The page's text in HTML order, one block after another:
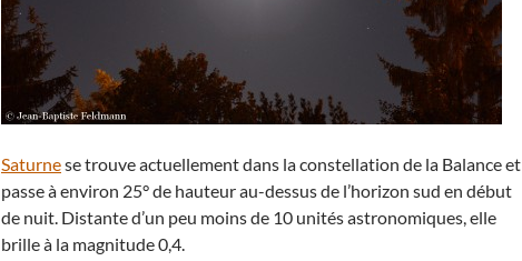
Saturnese trouve actuellement dans la constellation de la Balance et
passe à environ 25° de hauteur au-dessus de l’horizon sud en début
de nuit. Distante d’un peu moins de 10 unités astronomiques, elle
brille à la magnitude 0,4.